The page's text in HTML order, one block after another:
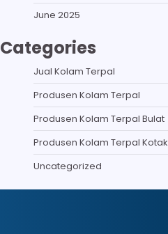
June 2025
Categories
Jual Kolam Terpal
Produsen Kolam Terpal
Produsen Kolam Terpal Bulat
Produsen Kolam Terpal Kotak
Uncategorized